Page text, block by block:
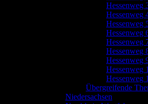
Hessenweg
Hessenweg
Hessenweg
Hessenweg
Hessenweg
Hessenweg
Hessenweg
Hessenweg
Hessenweg
Übergreifende
Niedersachsen